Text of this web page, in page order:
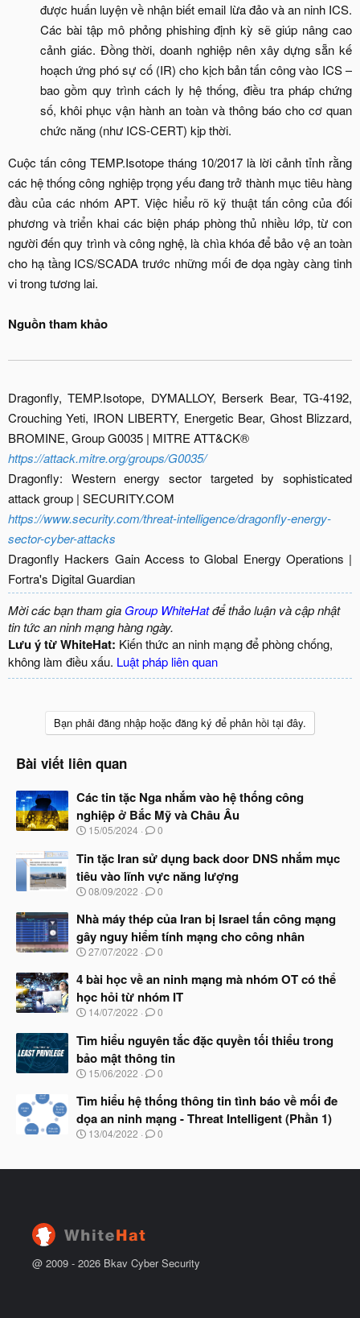
được huấn luyện về nhận biết email lừa đảo và an ninh ICS.
Các bài tập mô phỏng phishing định kỳ sẽ giúp nâng cao
cảnh giác. Đồng thời, doanh nghiệp nên xây dựng sẵn kế
hoạch ứng phó sự cố (IR) cho kịch bản tấn công vào ICS –
bao gồm quy trình cách ly hệ thống, điều tra pháp chứng
số, khôi phục vận hành an toàn và thông báo cho cơ quan
chức năng (như ICS-CERT) kịp thời.​
Cuộc tấn công TEMP.Isotope tháng 10/2017 là lời cảnh tỉnh rằng
các hệ thống công nghiệp trọng yếu đang trở thành mục tiêu hàng
đầu của các nhóm APT. Việc hiểu rõ kỹ thuật tấn công của đối
phương và triển khai các biện pháp phòng thủ nhiều lớp, từ con
người đến quy trình và công nghệ, là chìa khóa để bảo vệ an toàn
cho hạ tầng ICS/SCADA trước những mối đe dọa ngày càng tinh
vi trong tương lai.
Nguồn tham khảo
Dragonfly, TEMP.Isotope, DYMALLOY, Berserk Bear, TG-4192,
Crouching Yeti, IRON LIBERTY, Energetic Bear, Ghost Blizzard,
BROMINE, Group G0035 | MITRE ATT&CK®
https://attack.mitre.org/groups/G0035/
Dragonfly: Western energy sector targeted by sophisticated
attack group | SECURITY.COM
https://www.security.com/threat-intelligence/dragonfly-energy-
sector-cyber-attacks
Dragonfly Hackers Gain Access to Global Energy Operations |
Fortra's Digital Guardian​
Mời các bạn tham gia Group WhiteHatđể thảo luận và cập nhật
tin tức an ninh mạng hàng ngày.
Lưu ý từ WhiteHat: Kiến thức an ninh mạng để phòng chống,
không làm điều xấu. Luật pháp liên quan
Bạn phải đăng nhập hoặc đăng ký để phản hồi tại đây.
Bài viết liên quan
Các tin tặc Nga nhắm vào hệ thống công
nghiệp ở Bắc Mỹ và Châu Âu
N
à
y
b
ắ
đ
ầ
u
15/05/2024 0
Tin tặc Iran sử dụng back door DNS nhắm mục
tiêu vào lĩnh vực năng lượng
N
à
b
ắ
đ
ầ
u
08/09/2022 0
Nhà máy thép của Iran bị Israel tấn công mạng
gây nguy hiểm tính mạng cho công nhân
N
à
b
ắ
đ
ầ
u
27/07/2022 0
4 bài học về an ninh mạng mà nhóm OT có thể
học hỏi từ nhóm IT
N
à
y
b
ắ
đ
ầ
u
14/07/2022 0
Tìm hiểu nguyên tắc đặc quyền tối thiểu trong
bảo mật thông tin
N
à
b
ắ
15/06/2022 0
Tìm hiểu hệ thống thông tin tình báo về mối đe
dọa an ninh mạng - Threat Intelligent (Phần 1)
N
y
ầ
13/04/2022 0
@ 2009 - 2026 Bkav Cyber Security